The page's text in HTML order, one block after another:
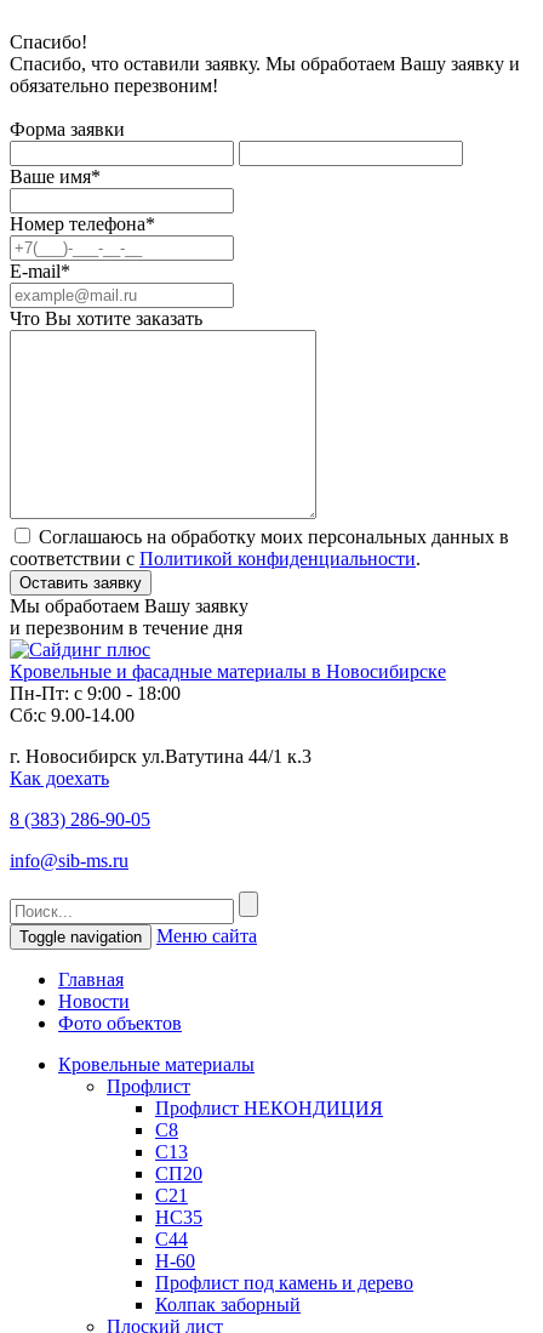
Спасибо!
Спасибо, что оставили заявку. Мы обработаем Вашу заявку и
обязательно перезвоним!
Форма заявки
Ваше имя*
Номер телефона*
E-mail*
Что Вы хотите заказать
Соглашаюсь на обработку моих персональных данных в
соответствии с Политикой конфиденциальности.
Мы обработаем Вашу заявку
и перезвоним в течение дня
Кровельные и фасадные материалы в Новосибирске
Пн-Пт: с 9:00 - 18:00
Сб:с 9.00-14.00
г. Новосибирск ул.Ватутина 44/1 к.3
Как доехать
8 (383) 286-90-05
info@sib-ms.ru
Toggle navigation Меню сайта
Главная
Новости
Фото объектов
Кровельные материалы
Профлист
Профлист НЕКОНДИЦИЯ
С8
С13
СП20
С21
НС35
С44
Н-60
Профлист под камень и дерево
Колпак заборный
Плоский лист